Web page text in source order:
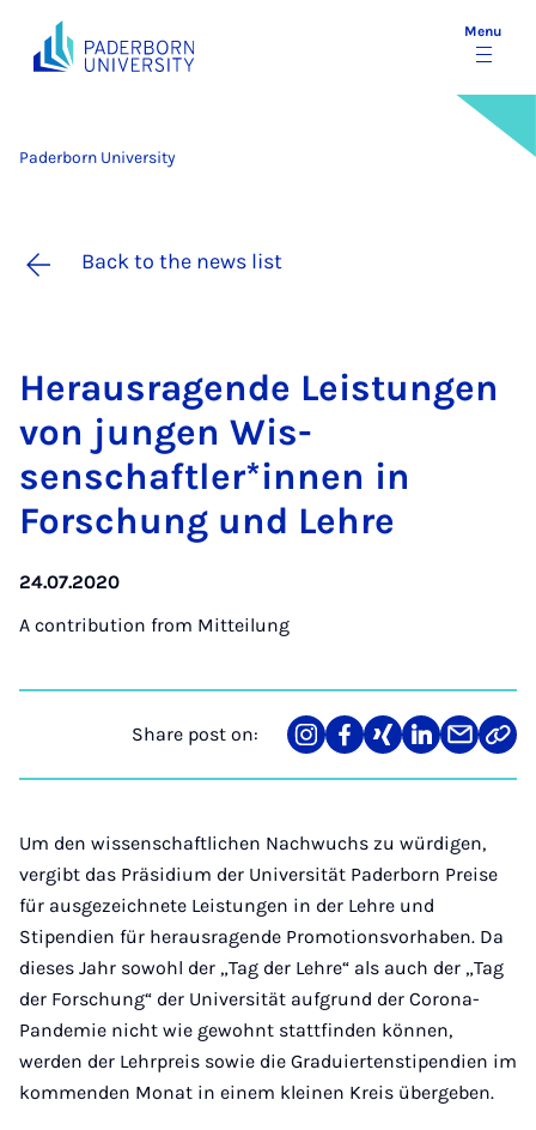
Menu
Paderborn University
Back to the news list
Heraus­ra­gende Leis­tun­gen
von jun­gen Wis­
senschaftler­*innen in
Forschung und Lehre
24.07.2020
A contribution from Mitteilung
Share post on:
Share
on
Teilen
auf
Teilen
auf
Teilen
auf
Teilen
über
Mail
Link
Um den wissenschaftlichen Nachwuchs zu würdigen,
vergibt das Präsidium der Universität Paderborn Preise
für ausgezeichnete Leistungen in der Lehre und
Stipendien für herausragende Promotionsvorhaben. Da
dieses Jahr sowohl der „Tag der Lehre“ als auch der „Tag
der Forschung“ der Universität aufgrund der Corona-
Pandemie nicht wie gewohnt stattfinden können,
werden der Lehrpreis sowie die Graduiertenstipendien im
kommenden Monat in einem kleinen Kreis übergeben.